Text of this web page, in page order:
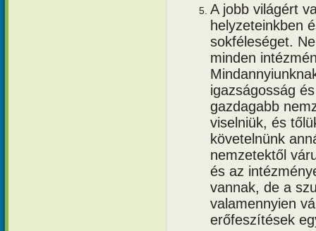
A jobb világért
helyzeteinkben
sokféleséget.
minden
igazságosság
gazdagabb
viselniük, és
követelnünk
nemzetektől
és az
vannak, de a
valamennyien
erőfeszítések